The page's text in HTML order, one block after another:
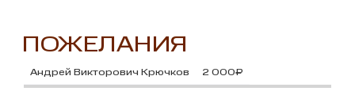
ПОЖЕЛАНИЯ
Андрей Викторович Крючков 2 000₽